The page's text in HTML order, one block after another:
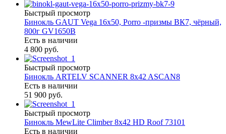
Быстрый просмотр
Бинокль GAUT Vega 16x50, Porro -призмы ВК7, чёрный,
800г GV1650B
Есть в наличии
4 800 руб.
Быстрый просмотр
Бинокль ARTELV SCANNER 8x42 ASCAN8
Есть в наличии
51 900 руб.
Быстрый просмотр
Бинокль MewLite Climber 8x42 HD Roof 73101
Есть в наличии